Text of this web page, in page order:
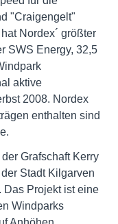
"Craigengelt"
Nordex´ größter
SWS Energy, 32,5
aktive
2008. Nordex
enthalten sind
Grafschaft Kerry
Stadt Kilgarven
Das Projekt ist eine
Windparks